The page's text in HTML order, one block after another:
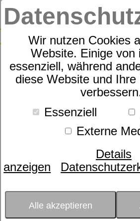
Wir nutzen Cookies
Website. Einige von
essenziell, während
diese Website und Ihre
Essenziell
Externe
Details
anzeigen
Alle akzeptieren
Motorrahmen
dormabell Nuvolux